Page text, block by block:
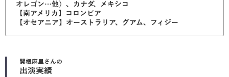
オレゴン…他）、カナダ、メキシコ
【南アメリカ】コロンビア
【オセアニア】オーストラリア、グアム、フィジー
関根麻里さんの
出演実績